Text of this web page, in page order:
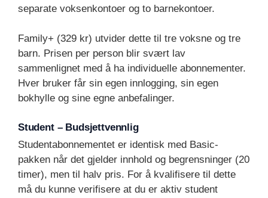
separate voksenkontoer og to barnekontoer.
Family+ (329 kr) utvider dette til tre voksne og tre
barn. Prisen per person blir svært lav
sammenlignet med å ha individuelle abonnementer.
Hver bruker får sin egen innlogging, sin egen
bokhylle og sine egne anbefalinger.
Student – Budsjettvennlig
Studentabonnementet er identisk med Basic-
pakken når det gjelder innhold og begrensninger (20
timer), men til halv pris. For å kvalifisere til dette
må du kunne verifisere at du er aktiv student